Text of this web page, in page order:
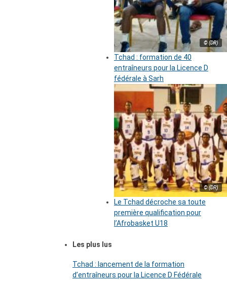
© (DR)
Tchad : formation de 40
entraîneurs pour la Licence D
fédérale à Sarh
© (DR)
Le Tchad décroche sa toute
première qualification pour
l’Afrobasket U18
Les plus lus
Tchad : lancement de la formation
d’entraîneurs pour la Licence D Fédérale